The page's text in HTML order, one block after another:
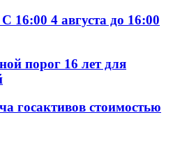
16:00 4 августа до 16:00
порог 16 лет для
госактивов стоимостью